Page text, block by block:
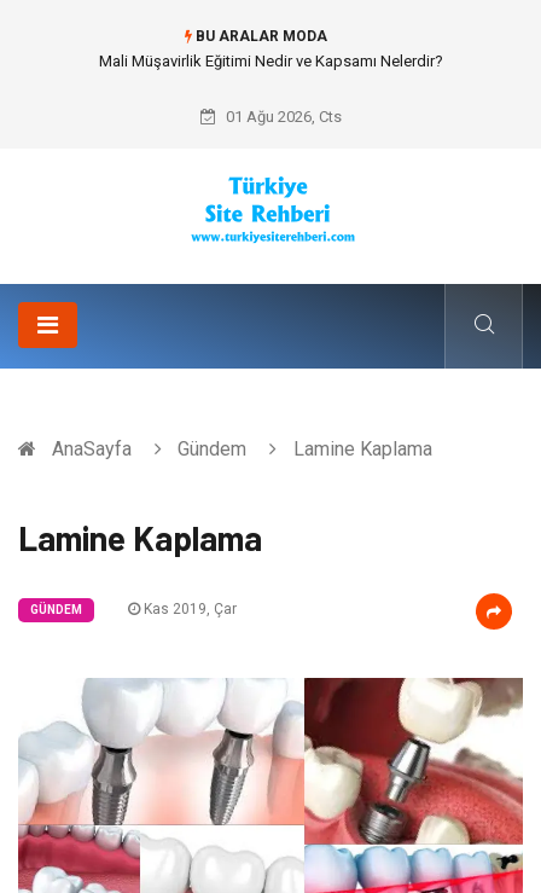
BU ARALAR MODA
Mali Müşavirlik Eğitimi Nedir ve Kapsamı Nelerdir?
01 Ağu 2026, Cts
AnaSayfa Gündem Lamine Kaplama
Lamine Kaplama
GÜNDEM Kas 2019, Çar